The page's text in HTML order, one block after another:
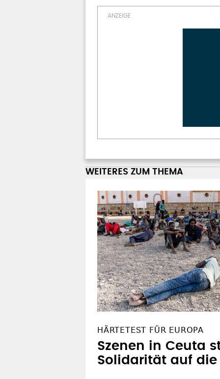
WEITERES ZUM THEMA
HÄRTETEST FÜR EUROPA
Szenen in Ceuta
Solidarität auf die